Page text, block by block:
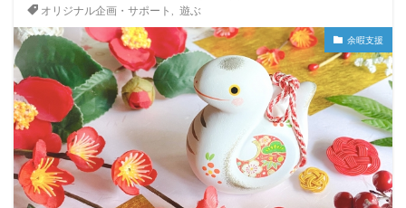
オリジナル企画・サポート
遊ぶ
余暇支援